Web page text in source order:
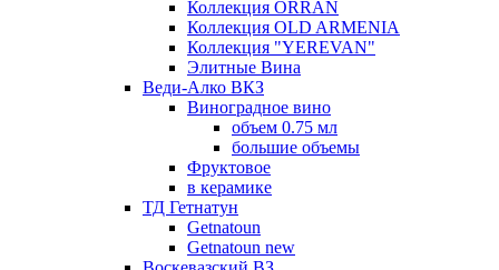
Коллекция ORRAN
Коллекция OLD ARMENIA
Коллекция "YEREVAN"
Элитные Вина
Веди-Алко ВКЗ
Виноградное вино
объем 0.75 мл
большие объемы
Фруктовое
в керамике
ТД Гетнатун
Getnatoun
Getnatoun new